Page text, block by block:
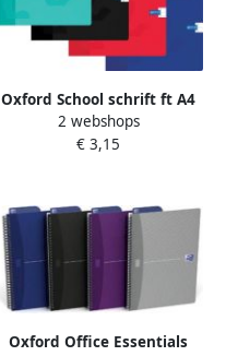
Oxford School schrift ft A4
120 bladzijden met kantlijn
gelijnd geassorteerde
2 webshops
€ 3,15
Oxford Office Essentials